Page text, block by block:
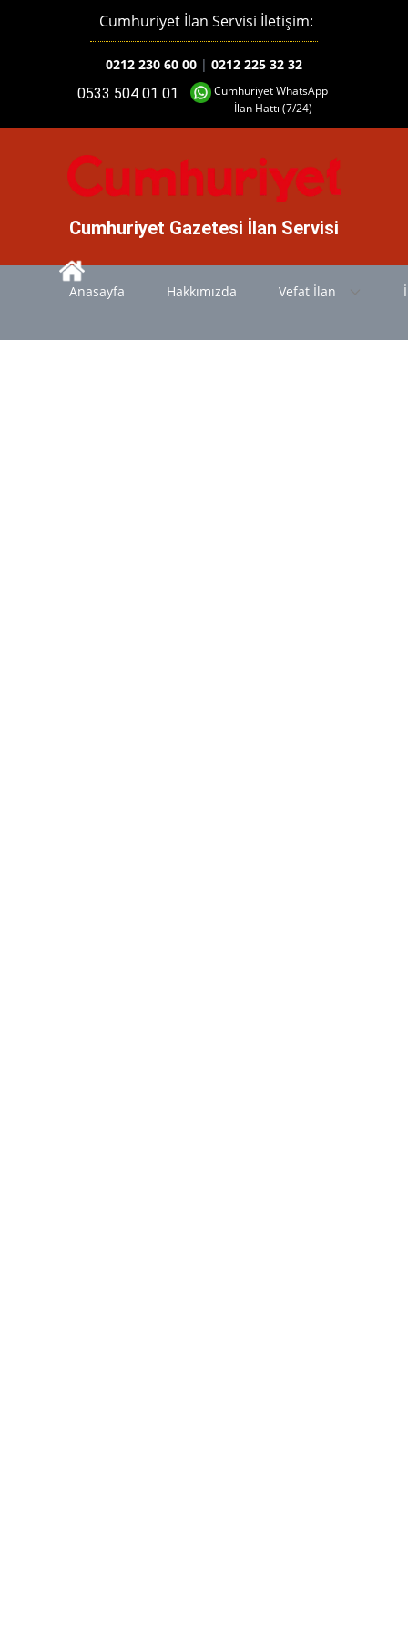
Cumhuriyet WhatsApp
İlan Hattı (7/24)
0533 504 01 01
Cumhuriyet İlan Servisi İletişim:
0212 230 60 00 | 0212 225 32 32
Cumhuriyet Gazetesi İlan Servisi
Anasayfa Hakkımızda Vefat İlan